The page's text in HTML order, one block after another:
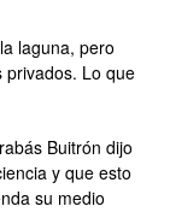
laguna, pero
privados. Lo que
Buitrón dijo
y que esto
su medio